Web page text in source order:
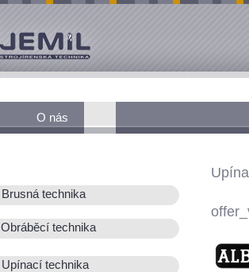
O nás
Brusná technika
Obráběcí technika
Upínací technika